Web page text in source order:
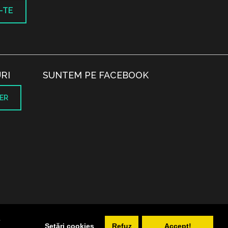
Setări cookies Refuz Accept!
TE
SUNTEM PE FACEBOOK